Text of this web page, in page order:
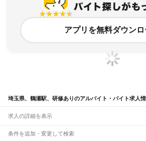
アプリを無料ダウンロ
埼玉県、鶴瀬駅、研修ありのアルバイト・バイト求人
求人の詳細を表示
条件を追加・変更して検索